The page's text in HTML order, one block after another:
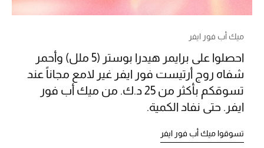
أبرز المصممين
غرفة الطعام
الديكورات والإكسسوارات
الشراشف
الحمام
ميك أب فور ايفر
احصلوا على برايمر هيدرا بوستر (5 ملل) وأحمر
شفاه روج أرتيست فور ايفر غير لامع مجاناً عند
تسوقكم بأكثر من 25 د.ك. من ميك أب فور
ايفر. حتى نفاد الكمية.
تسوقوا ميك أب فور ايفر